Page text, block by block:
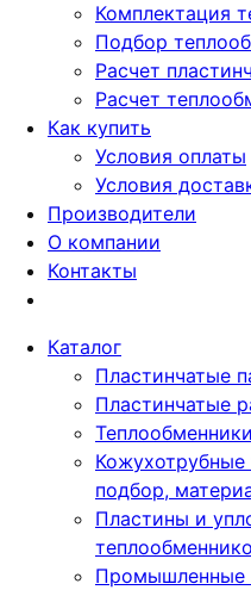
Комплектация
Подбор
Расчет
Расчет
Как купить
Условия оплаты
Условия
Производители
О компании
Контакты
Каталог
Пластинчатые
Пластинчатые
подбор,
Пластины и
Промышленные